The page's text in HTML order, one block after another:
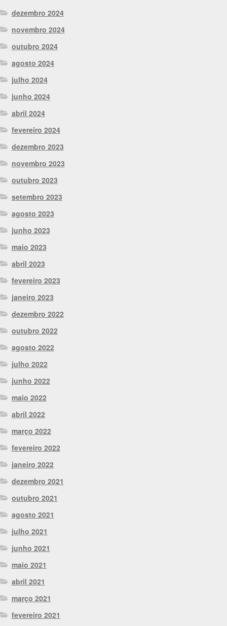
dezembro 2024
novembro 2024
outubro 2024
agosto 2024
julho 2024
junho 2024
abril 2024
fevereiro 2024
dezembro 2023
novembro 2023
outubro 2023
setembro 2023
agosto 2023
junho 2023
maio 2023
abril 2023
fevereiro 2023
janeiro 2023
dezembro 2022
outubro 2022
agosto 2022
julho 2022
junho 2022
maio 2022
abril 2022
março 2022
fevereiro 2022
janeiro 2022
dezembro 2021
outubro 2021
agosto 2021
julho 2021
junho 2021
maio 2021
abril 2021
março 2021
fevereiro 2021